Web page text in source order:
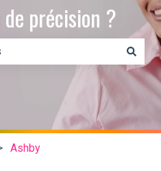
précision ?
car le champ de recherche
Ashby